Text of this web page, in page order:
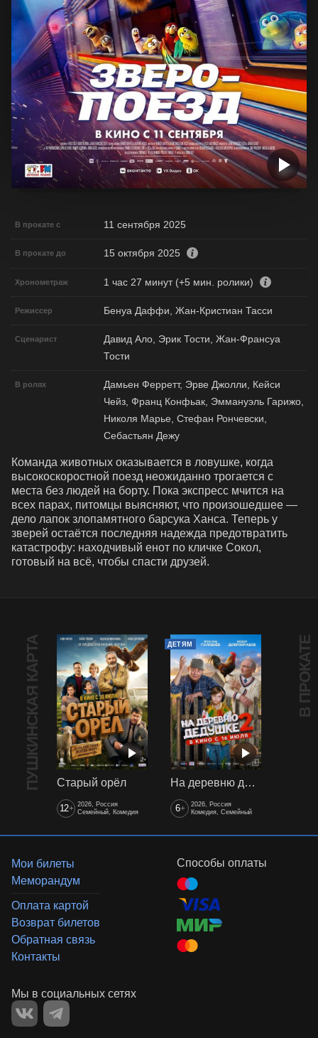
В прокате с 11 сентября 2025
В прокате до 15 октября 2025
Хронометраж 1 час 27 минут (+5 мин. ролики)
Режиссер Бенуа Даффи, Жан-Кристиан Тасси
Сценарист
Давид Ало, Эрик Тости, Жан-Франсуа
Тости
В ролях
Дамьен Ферретт, Эрве Джолли, Кейси
Чейз, Франц Конфьак, Эммануэль Гарижо,
Николя Марье, Стефан Рончевски,
Себастьян Дежу
Команда животных оказывается в ловушке, когда
высокоскоростной поезд неожиданно трогается с
места без людей на борту. Пока экспресс мчится на
всех парах, питомцы выясняют, что произошедшее —
дело лапок злопамятного барсука Ханса. Теперь у
зверей остаётся последняя надежда предотвратить
катастрофу: находчивый енот по кличке Сокол,
готовый на всё, чтобы спасти друзей.
ПУШКИНСКАЯ КАРТА Старый орёл
12+ 2026, Россия
Семейный, Комедия
ДЕТЯМ
На деревню дедушке 2
6+
2026, Россия
Комедия, Семейный
В ПРОКАТЕ
Мои билеты
Меморандум
Оплата картой
Возврат билетов
Обратная связь
Контакты
Способы оплаты